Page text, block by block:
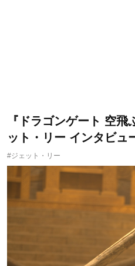
『ドラゴンゲート 空
ット・リー インタビュ
#ジェット・リー